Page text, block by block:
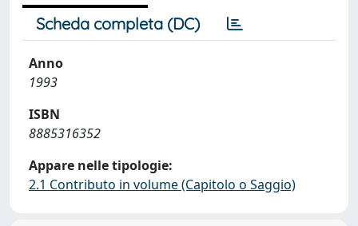
Scheda completa (DC)
Anno
1993
ISBN
8885316352
Appare nelle tipologie:
2.1 Contributo in volume (Capitolo o Saggio)